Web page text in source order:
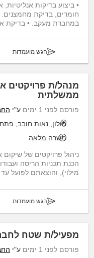
• ביצוע בדיקות אנליטיות,
חומרים, בדיקת
במחברת מעקב. • בדיקת
הגש מועמדות
מנהל/ת פרויקטים
ממשלתית
פורסם לפני 1 ימים ע"י
חולון, נאות חובב,
משרה מלאה
ניהול פרויקטים של
הכנת תכניות הריסה
מילוי), והוצאתם לפועל
הגש מועמדות
מפעיל/ת שטח
פורסם לפני 1 ימים ע"י